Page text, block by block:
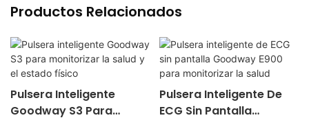
Productos Relacionados
Pulsera Inteligente
Goodway S3 Para
Pulsera Inteligente De
ECG Sin Pantalla